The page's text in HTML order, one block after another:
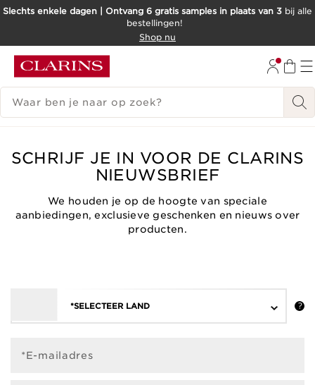
DOORGAAN NAAR INHOUD
Slechts enkele dagen | Ontvang 6 gratis samples in plaats van 3 bij alle
bestellingen!
Shop nu
ZOEKGESCHIEDENIS
SCHRIJF JE IN VOOR DE CLARINS
NIEUWSBRIEF
We houden je op de hoogte van speciale
aanbiedingen, exclusieve geschenken en nieuws over
producten.
*SELECTEER LAND
*E-mailadres